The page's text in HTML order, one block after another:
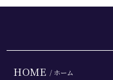
HOME / ホーム